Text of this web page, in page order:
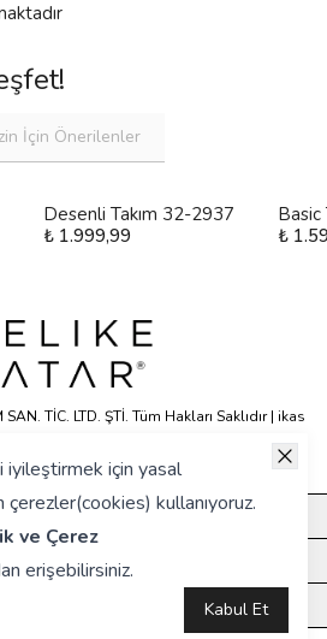
iyileştirmek için yasal
kullanıyoruz.
ve Çerez
erişebilirsiniz.
Kabul Et
İçin Önerilenler
Desenli Takım 32-2937
₺ 1.999,99
Basic
₺
TİC. LTD. ŞTİ. Tüm Hakları Saklıdır | ikas